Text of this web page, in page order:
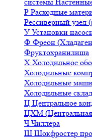
Р Расходные
Рессиверный узел
У Установки
Ф Фреон
Фруктохранилища
Х Холодильное
Холодильные
Холодильные
Холодильные
Ц Центральное
ЦХМ
ЧЧиллера
Ш Шокфростер